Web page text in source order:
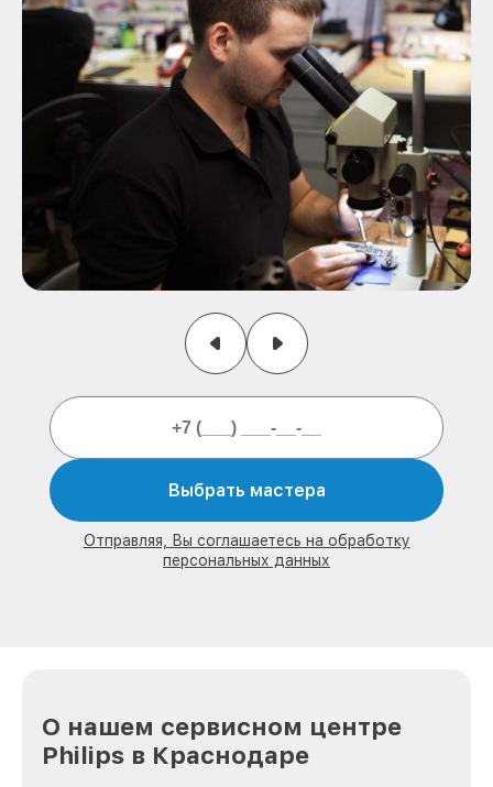
Выбрать мастера
Отправляя, Вы соглашаетесь на обработку
персональных данных
О нашем сервисном центре
Philips в Краснодаре